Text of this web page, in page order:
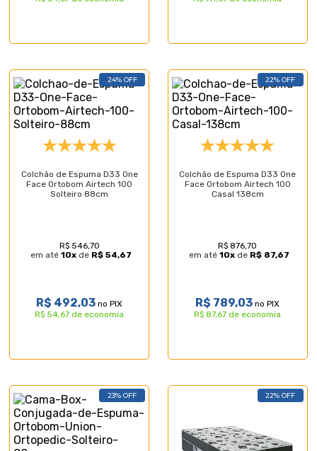
24% OFF
Colchão de Espuma D33 One
Face Ortobom Airtech 100
Solteiro 88cm
R$ 546,70
em até 10xde R$ 54,67
R$ 492,03 no PIX
R$ 54,67 de economia
22% OFF
Colchão de Espuma D33 One
Face Ortobom Airtech 100
Casal 138cm
R$ 876,70
em até 10xde R$ 87,67
R$ 789,03 no PIX
R$ 87,67 de economia
23% OFF 22% OFF